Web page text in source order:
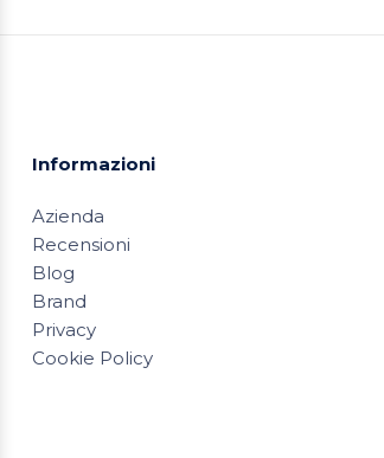
Informazioni
Azienda
Recensioni
Blog
Brand
Privacy
Cookie Policy